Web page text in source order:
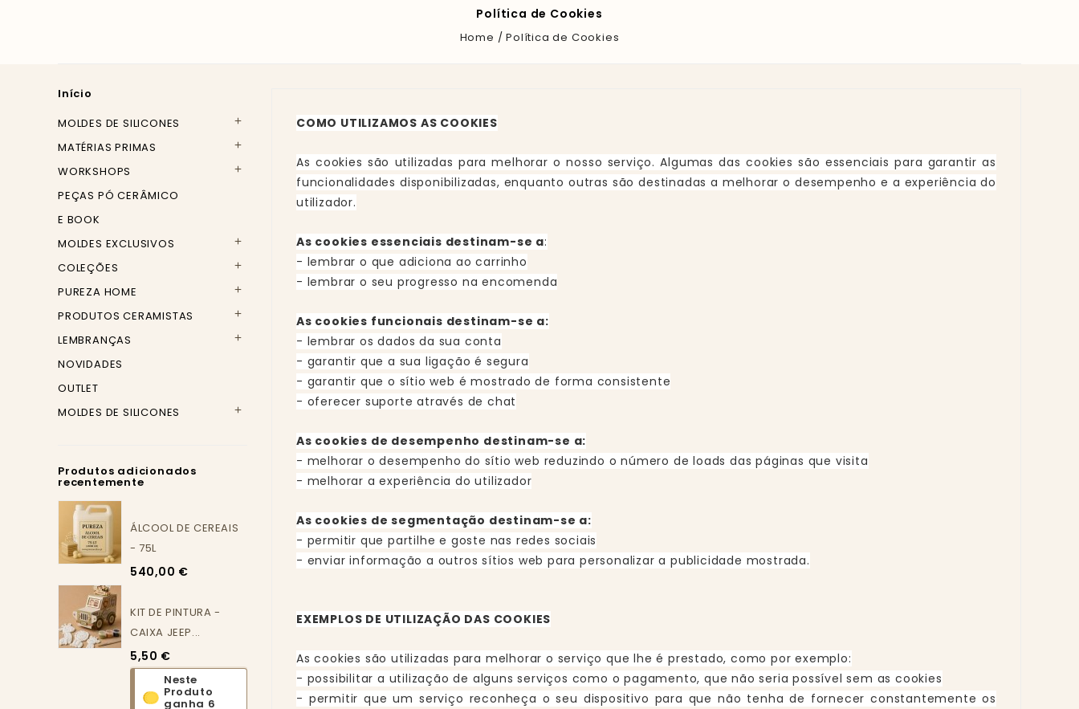
Política de Cookies
Home Política de Cookies
Início
MOLDES DE SILICONES

MATÉRIAS PRIMAS 
WORKSHOPS 
PEÇAS PÓ CERÂMICO
E BOOK
MOLDES EXCLUSIVOS

COLEÇÕES 
PUREZA HOME 
PRODUTOS CERAMISTAS 
LEMBRANÇAS 
NOVIDADES
OUTLET
MOLDES DE SILICONES

Produtos adicionados
recentemente
ÁLCOOL DE CEREAIS
- 75L
540,00 €
KIT DE PINTURA -
CAIXA JEEP...
5,50 €
Neste
Produto
ganha 6
COMO UTILIZAMOS AS COOKIES
As cookies são utilizadas para melhorar o nosso serviço. Algumas das cookies são essenciais para garantir as
funcionalidades disponibilizadas, enquanto outras são destinadas a melhorar o desempenho e a experiência do
utilizador.
As cookies essenciais destinam-se a:
- lembrar o que adiciona ao carrinho
- lembrar o seu progresso na encomenda
As cookies funcionais destinam-se a:
- lembrar os dados da sua conta
- garantir que a sua ligação é segura
- garantir que o sítio web é mostrado de forma consistente
- oferecer suporte através de chat
As cookies de desempenho destinam-se a:
- melhorar o desempenho do sítio web reduzindo o número de loads das páginas que visita
- melhorar a experiência do utilizador
As cookies de segmentação destinam-se a:
- permitir que partilhe e goste nas redes sociais
- enviar informação a outros sítios web para personalizar a publicidade mostrada.
EXEMPLOS DE UTILIZAÇÃO DAS COOKIES
As cookies são utilizadas para melhorar o serviço que lhe é prestado, como por exemplo:
- possibilitar a utilização de alguns serviços como o pagamento, que não seria possível sem as cookies
- permitir que um serviço reconheça o seu dispositivo para que não tenha de fornecer constantemente os